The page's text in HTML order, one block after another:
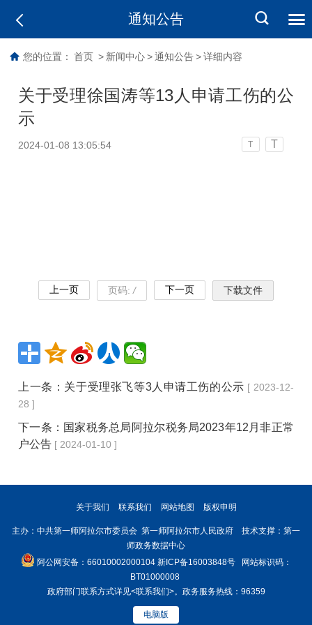
通知公告
您的位置： 首页 > 新闻中心 > 通知公告 > 详细内容
关于受理徐国涛等13人申请工伤的公
示
2024-01-08 13:05:54 T T
上一页 页码: / 下一页 下载文件
上一条： 关于受理张飞等3人申请工伤的公示 [ 2023-12-
28 ]
下一条： 国家税务总局阿拉尔税务局2023年12月非正常
户公告 [ 2024-01-10 ]
关于我们 联系我们 网站地图 版权申明
主办：中共第一师阿拉尔市委员会 第一师阿拉尔市人民政府 技术支撑：第一
师政务数据中心
阿公网安备：66010002000104 新ICP备16003848号网站标识码：
BT01000008
政府部门联系方式详见<联系我们>。政务服务热线：96359
电脑版